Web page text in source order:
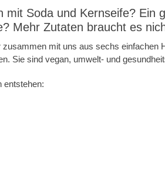
mit Soda und Kernseife? Ein
Mehr Zutaten braucht es
zusammen mit uns aus sechs einfachen
Sie sind vegan, umwelt- und
entstehen: